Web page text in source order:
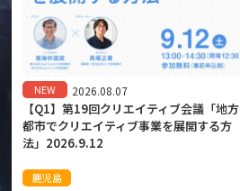
NEW 2026.08.07
【Q1】第19回クリエイティブ会議「地方
都市でクリエイティブ事業を展開する方
法」2026.9.12
鹿児島